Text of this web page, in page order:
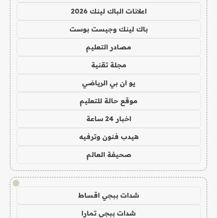
اعلانات الباك لينك 2026
باك لينك وجيست بوست
مصادر التعليم
مجلة تقنية
يو ان بي الرياضي
موقع حالة للتعليم
اخبار 24 ساعة
هيدب فنون وترفيه
صحيفة العالم
!
شدات ببجي اقساط
شدات ببجي تمارا